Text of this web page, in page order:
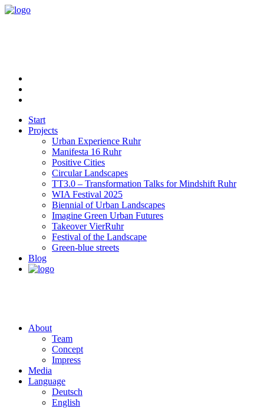
Start
Projects
Urban Experience Ruhr
Manifesta 16 Ruhr
Positive Cities
Circular Landscapes
TT3.0 – Transformation Talks for Mindshift Ruhr
WIA Festival 2025
Biennial of Urban Landscapes
Imagine Green Urban Futures
Takeover VierRuhr
Festival of the Landscape
Green-blue streets
Blog
About
Team
Concept
Impress
Media
Language
Deutsch
English